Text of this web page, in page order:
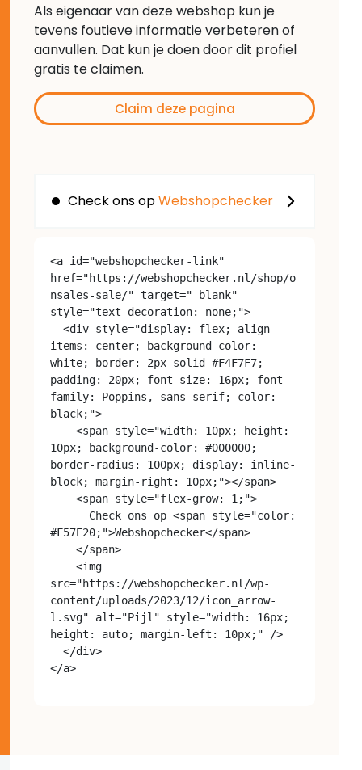
Als eigenaar van deze webshop kun je
tevens foutieve informatie verbeteren of
aanvullen. Dat kun je doen door dit profiel
gratis te claimen.
Claim deze pagina
Check ons opWebshopchecker
<a id="webshopchecker-link"
href="https://webshopchecker.nl/shop/o
nsales-sale/" target="_blank"
style="text-decoration: none;">
items: center; background-color:
white; border: 2px solid #F4F7F7;
padding: 20px; font-size: 16px; font-
family: Poppins, sans-serif; color:
black;">
10px; background-color: #000000;
border-radius: 100px; display: inline-
block; margin-right: 10px;"></span>
#F57E20;">Webshopchecker</span>
src="https://webshopchecker.nl/wp-
content/uploads/2023/12/icon_arrow-
l.svg" alt="Pijl" style="width: 16px;
height: auto; margin-left: 10px;" />